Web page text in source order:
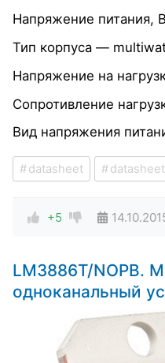
Напряжение питания,
Тип корпуса —
Напряжение на
Сопротивление
Вид напряжения
datasheet
+5
LM3886T/NOPB.
одноканальный